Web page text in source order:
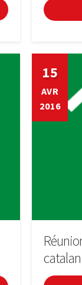
15
AVR
2016